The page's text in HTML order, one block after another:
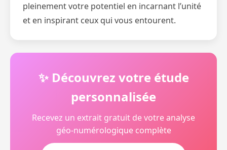
pleinement votre potentiel en incarnant l’unité
et en inspirant ceux qui vous entourent.
✨ Découvrez votre étude
personnalisée
Recevez un extrait gratuit de votre analyse
géo-numérologique complète